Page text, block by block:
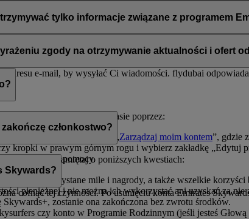
członkowskimi Emirates Skywards lub podane imię i
e-mail w sekcjiPreferencje.
tylko informacje związane z programem
zgody na otrzymywanie aktualności i ofert
adresu e-mail, by wysyłać Ci wiadomości. flydubai
w dowolnym czasie poprzez:
profilu i kliknij zakładkę „Zarządzaj moim kontem”, gdzie
kropki w prawym górnym rogu i wybierz zakładkę „Edytuj
udzieli Ci pomocy.
członkostwo?
pamiętaj o poniższych kwestiach:
niewykorzystane mile i nagrody, a także wszelkie
pieniężnej i nie można ich wykorzystać ani uzyskać za nie
zostanie ona zakończona bez zwrotu środków.
czy konto w Programie Rodzinnym (jeśli jesteś
Skywards?
cofnąć tej czynności. Po usunięciu konta Emirates